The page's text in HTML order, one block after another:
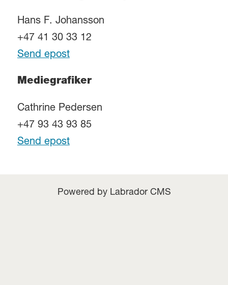
Hans F. Johansson
+47 41 30 33 12
Send epost
Mediegrafiker
Cathrine Pedersen
+47 93 43 93 85
Send epost
Powered by Labrador CMS